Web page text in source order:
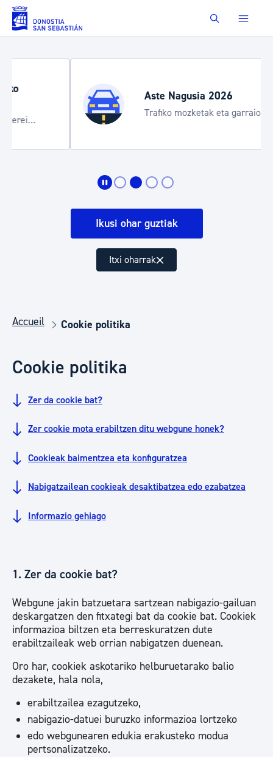
Saut au contenu principal Buscar
Aste Nagusia 2026
Trafiko mozketak eta garraio zerbitzu
bereziak
Ikusi ohar guztiak
Itxi oharrak
Accueil Cookie politika
Cookie politika
Zer da cookie bat?
Zer cookie mota erabiltzen ditu webgune honek?
Cookieak baimentzea eta konfiguratzea
Nabigatzailean cookieak desaktibatzea edo ezabatzea
Informazio gehiago
1. Zer da cookie bat?
Webgune jakin batzuetara sartzean nabigazio-gailuan
deskargatzen den fitxategi bat da cookie bat. Cookiek
informazioa biltzen eta berreskuratzen dute
erabiltzaileak web orrian nabigatzen duenean.
Oro har, cookiek askotariko helburuetarako balio
dezakete, hala nola,
erabiltzailea ezagutzeko,
nabigazio-datuei buruzko informazioa lortzeko
edo webgunearen edukia erakusteko modua
pertsonalizatzeko.